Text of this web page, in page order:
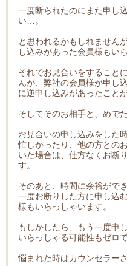
一度断られたのにまた申し
い…。
と思われるかもしれません
し込みがあった会員様もい
それでお見合いをすること
んが、弊社の会員様が申し
に逆申し込みがあったこと
そしてそのお相手と、めで
お見合いの申し込みをした
忙しかったり、他の方との
いた場合は、仕方なくお断
す。
そのあと、時間に余裕がで
一度お断りした方に申し込
様もいらっしゃいます。
もしかしたら、もう一度申
いらっしゃる可能性もゼロ
悩まれた時はカウンセラー